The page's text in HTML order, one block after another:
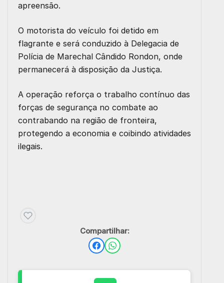
apreensão.
O motorista do veículo foi detido em
flagrante e será conduzido à Delegacia de
Polícia de Marechal Cândido Rondon, onde
permanecerá à disposição da Justiça.
A operação reforça o trabalho contínuo das
forças de segurança no combate ao
contrabando na região de fronteira,
protegendo a economia e coibindo atividades
ilegais.
Compartilhar: